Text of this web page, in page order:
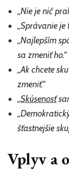
„Nie je nič
„Správanie je
„Najlepším
sa zmeniť ho.“
„Ak chcete
zmeniť.“
„Skúsenosť
šťastnejšie
Vplyv a